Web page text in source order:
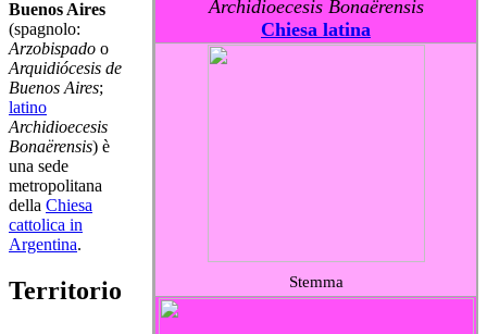
Archidioecesis Bonaërensis
Chiesa latina
Stemma
Buenos Aires
(spagnolo:
Arzobispado o
Arquidiócesis de
Buenos Aires;
latino
Archidioecesis
Bonaërensis) è
una sede
metropolitana
della Chiesa
cattolica in
Argentina.
Territorio